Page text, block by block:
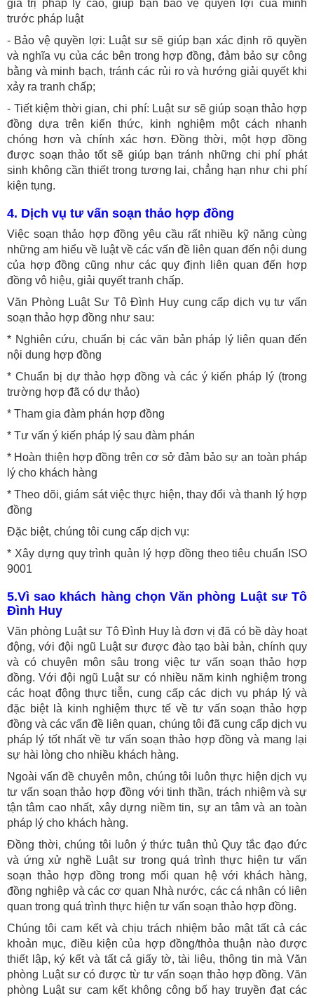
giá trị pháp lý cao, giúp bạn bảo vệ quyền lợi của mình
trước pháp luật
- Bảo vệ quyền lợi: Luật sư sẽ giúp bạn xác định rõ quyền
và nghĩa vụ của các bên trong hợp đồng, đảm bảo sự công
bằng và minh bạch, tránh các rủi ro và hướng giải quyết khi
xảy ra tranh chấp;
- Tiết kiệm thời gian, chi phí: Luật sư sẽ giúp soạn thảo hợp
đồng dựa trên kiến thức, kinh nghiệm một cách nhanh
chóng hơn và chính xác hơn. Đồng thời, một hợp đồng
được soạn thảo tốt sẽ giúp bạn tránh những chi phí phát
sinh không cần thiết trong tương lai, chẳng hạn như chi phí
kiện tụng.
4. Dịch vụ tư vấn soạn thảo hợp đồng
Việc soạn thảo hợp đồng yêu cầu rất nhiều kỹ năng cùng
những am hiểu về luật về các vấn đề liên quan đến nội dung
của hợp đồng cũng như các quy định liên quan đến hợp
đồng vô hiệu, giải quyết tranh chấp.
Văn Phòng Luật Sư Tô Đình Huy cung cấp dịch vụ tư vấn
soạn thảo hợp đồng như sau:
* Nghiên cứu, chuẩn bị các văn bản pháp lý liên quan đến
nội dung hợp đồng
* Chuẩn bị dự thảo hợp đồng và các ý kiến pháp lý (trong
trường hợp đã có dự thảo)
* Tham gia đàm phán hợp đồng
* Tư vấn ý kiến pháp lý sau đàm phán
* Hoàn thiện hợp đồng trên cơ sở đảm bảo sự an toàn pháp
lý cho khách hàng
* Theo dõi, giám sát việc thực hiện, thay đổi và thanh lý hợp
đồng
Đặc biệt, chúng tôi cung cấp dịch vụ:
* Xây dựng quy trình quản lý hợp đồng theo tiêu chuẩn ISO
9001
5.Vì sao khách hàng chọn Văn phòng Luật sư Tô
Đình Huy
Văn phòng Luật sư Tô Đình Huy là đơn vị đã có bề dày hoạt
động, với đội ngũ Luật sư được đào tạo bài bản, chính quy
và có chuyên môn sâu trong việc tư vấn soạn thảo hợp
đồng. Với đội ngũ Luật sư có nhiều năm kinh nghiệm trong
các hoạt động thực tiễn, cung cấp các dịch vụ pháp lý và
đặc biệt là kinh nghiệm thực tế về tư vấn soạn thảo hợp
đồng và các vấn đề liên quan, chúng tôi đã cung cấp dịch vụ
pháp lý tốt nhất về tư vấn soạn thảo hợp đồng và mang lại
sự hài lòng cho nhiều khách hàng.
Ngoài vấn đề chuyên môn, chúng tôi luôn thực hiện dịch vụ
tư vấn soạn thảo hợp đồng với tinh thần, trách nhiệm và sự
tận tâm cao nhất, xây dựng niềm tin, sự an tâm và an toàn
pháp lý cho khách hàng.
Đồng thời, chúng tôi luôn ý thức tuân thủ Quy tắc đạo đức
và ứng xử nghề Luật sư trong quá trình thực hiện tư vấn
soạn thảo hợp đồng trong mối quan hệ với khách hàng,
đồng nghiệp và các cơ quan Nhà nước, các cá nhân có liên
quan trong quá trình thực hiện tư vấn soạn thảo hợp đồng.
Chúng tôi cam kết và chịu trách nhiệm bảo mật tất cả các
khoản mục, điều kiện của hợp đồng/thỏa thuận nào được
thiết lập, ký kết và tất cả giấy tờ, tài liệu, thông tin mà Văn
phòng Luật sư có được từ tư vấn soạn thảo hợp đồng. Văn
phòng Luật sư cam kết không công bố hay truyền đạt các